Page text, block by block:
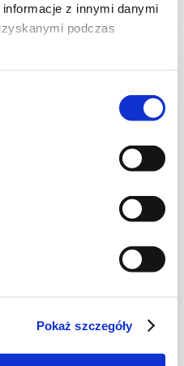
z innymi danymi
podczas
Pokaż szczegóły